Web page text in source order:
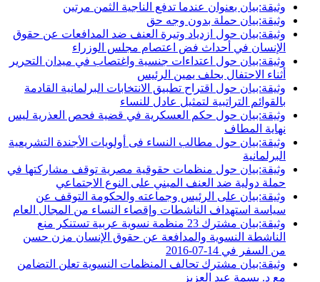
وثيقة:بيان بعنوان عندما تدفع الناجیة الثمن مرتین
وثيقة:بيان حملة بدون وجه حق
وثيقة:بيان حول ازدياد وتيرة العنف ضد المدافعات عن حقوق
الإنسان في أحداث فض اعتصام مجلس الوزراء
وثيقة:بيان حول اعتداءات جنسية واغتصاب في ميدان التحرير
أثناء الاحتفال بحلف يمين الرئيس
وثيقة:بيان حول اقتراح تطبيق الانتخابات البرلمانية القادمة
بالقوائم التراتبية لتمثيل عادل للنساء
وثيقة:بيان حول حكم العسكرية في قضية فحص العذرية ليس
نهاية المطاف
وثيقة:بيان حول مطالب النساء فى أولويات الأجندة التشريعية
البرلمانية
وثيقة:بيان حول منظمات حقوقية مصرية توقف مشاركتها في
حملة دولية ضد العنف المبني على النوع الاجتماعي
وثيقة:بيان على الرئيس وجماعته والحكومة التوقف عن
سياسة استهداف الناشطات وإقصاء النساء من المجال العام
وثيقة:بيان مشترك 23 منظمة نسوية عربية تستنكر منع
الناشطة النسوية والمدافعة عن حقوق الإنسان مزن حسن
من السفر في 14-07-2016
وثيقة:بيان مشترك تحالف المنظمات النسوية تعلن التضامن
مع د. بسمة عبد العزيز